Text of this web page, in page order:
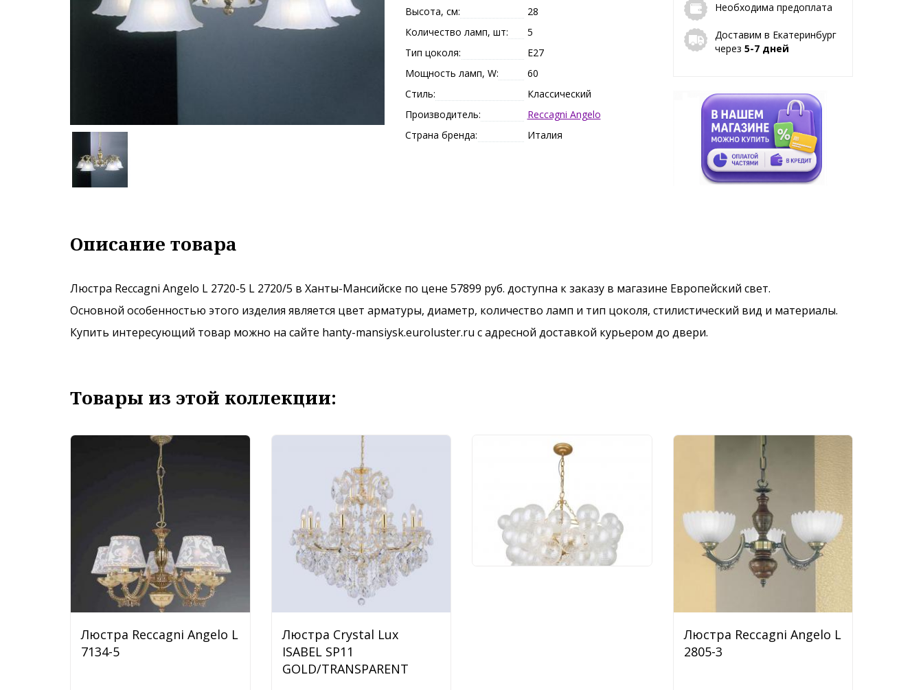
Высота, см:
28
Количество ламп, шт:
5
Тип цоколя:
E27
Мощность ламп, W:
60
Стиль:
Классический
Производитель:
Reccagni Angelo
Страна бренда:
Италия
Необходима предоплата
Доставим в Екатеринбург
через 5-7 дней
Описание товара
Люстра Reccagni Angelo L 2720-5 L 2720/5 в Ханты-Мансийске по цене 57899 руб. доступна к заказу в магазине Европейский свет.
Основной особенностью этого изделия является цвет арматуры, диаметр, количество ламп и тип цоколя, стилистический вид и материалы.
Купить интересующий товар можно на сайте hanty-mansiysk.euroluster.ru с адресной доставкой курьером до двери.
Товары из этой коллекции:
Люстра Reccagni Angelo L
7134-5
Люстра Crystal Lux
ISABEL SP11
GOLD/TRANSPARENT
Люстра Favourite
Multibulla 4202-6P
91 620 руб.
Люстра Reccagni Angelo L
2805-3